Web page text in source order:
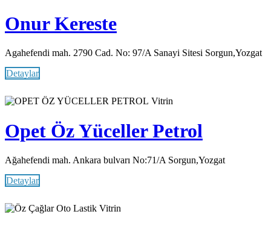
Onur Kereste
Agahefendi mah. 2790 Cad. No: 97/A Sanayi Sitesi Sorgun,Yozgat
Detaylar
Vitrin
Opet Öz Yüceller Petrol
Ağahefendi mah. Ankara bulvarı No:71/A Sorgun,Yozgat
Detaylar
Vitrin